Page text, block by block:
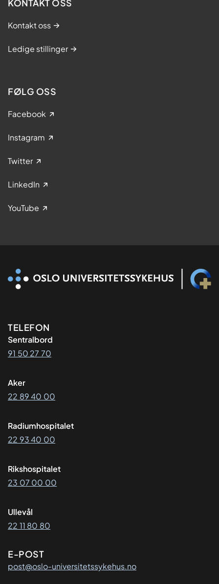
KONTAKT OSS
Kontakt oss
Ledige stillinger
FØLG OSS
Facebook
Instagram
Twitter
LinkedIn
YouTube
Kontaktinformasjon
TELEFON
Sentralbord
91 50 27 70
Aker
22 89 40 00
Radiumhospitalet
22 93 40 00
Rikshospitalet
23 07 00 00
Ullevål
22 11 80 80
E-POST
post@oslo-universitetssykehus.no